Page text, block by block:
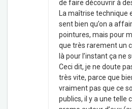
de faire découvrir à
La maîtrise technique
sent bien qu’on a
pointures, mais pour
que très rarement un
là pour l’instant ça ne
Ceci dit, je ne doute
très vite, parce que
vraiment pas que ce
publics, il y a une telle